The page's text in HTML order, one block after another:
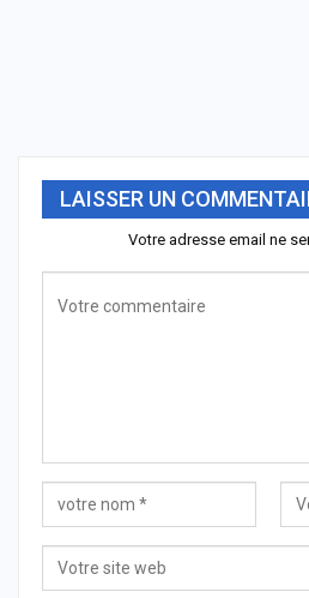
LAISSER UN
Votre adresse email ne